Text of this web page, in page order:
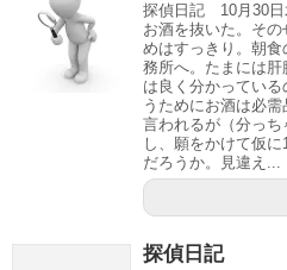
探偵日記 10月30日
お酒を抜いた。そ
めはすっきり。朝
務所へ。たまには
は良く分かってい
うためにお酒は必
言われるが（分っ
し、願をかけて仮
だろうか。見違え...
探偵日記